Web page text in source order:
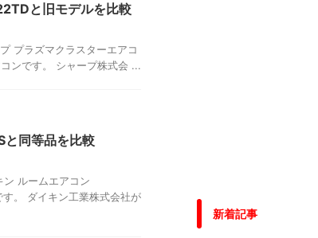
と旧モデルを比較
プラズマクラスターエアコ
ンです。 シャープ株式会 ...
同等品を比較
ン ルームエアコン
。 ダイキン工業株式会社が
新着記事